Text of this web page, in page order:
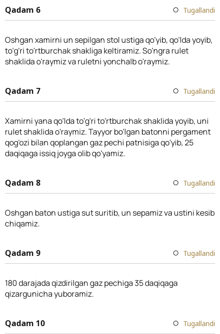
Qadam 6 Tugallandi
Oshgan xamirni un sepilgan stol ustiga qo'yib, qo'lda yoyib,
to'g'ri to'rtburchak shakliga keltiramiz. So'ngra rulet
shaklida o'raymiz va ruletni yonchalb o'raymiz.
Qadam 7 Tugallandi
Xamirni yana qo'lda to'g'ri to'rtburchak shaklida yoyib, uni
rulet shaklida o'raymiz. Tayyor bo'lgan batonni pergament
qog'ozi bilan qoplangan gaz pechi patnisiga qo'yib, 25
daqiqaga issiq joyga olib qo'yamiz.
Qadam 8 Tugallandi
Oshgan baton ustiga sut suritib, un sepamiz va ustini kesib
chiqamiz.
Qadam 9 Tugallandi
180 darajada qizdirilgan gaz pechiga 35 daqiqaga
qizargunicha yuboramiz.
Qadam 10 Tugallandi